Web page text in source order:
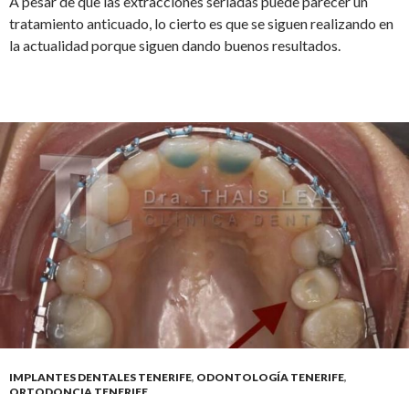
tratamiento anticuado, lo cierto es que se siguen realizando en
la actualidad porque siguen dando buenos resultados.
IMPLANTES DENTALES TENERIFE, ODONTOLOGÍA TENERIFE,